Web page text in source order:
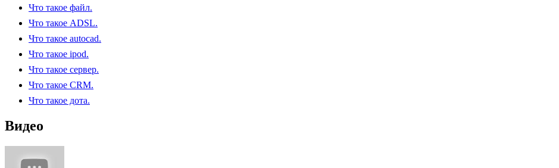
Что такое файл.
Что такое ADSL.
Что такое autocad.
Что такое ipod.
Что такое сервер.
Что такое CRM.
Что такое дота.
Видео